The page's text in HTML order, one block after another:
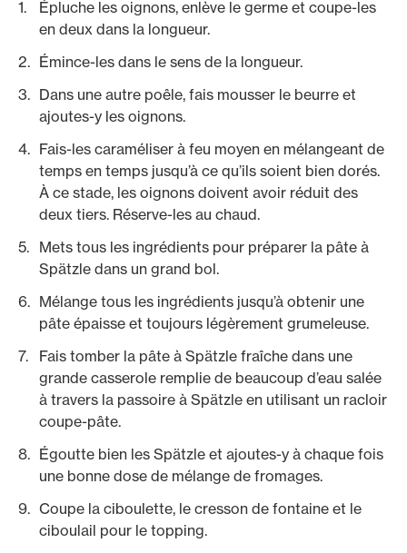
Épluche les oignons, enlève le germe et coupe-les
en deux dans la longueur.
Émince-les dans le sens de la longueur.
Dans une autre poêle, fais mousser le beurre et
ajoutes-y les oignons.
Fais-les caraméliser à feu moyen en mélangeant de
temps en temps jusqu’à ce qu’ils soient bien dorés.
À ce stade, les oignons doivent avoir réduit des
deux tiers. Réserve-les au chaud.
Mets tous les ingrédients pour préparer la pâte à
Spätzle dans un grand bol.
Mélange tous les ingrédients jusqu’à obtenir une
pâte épaisse et toujours légèrement grumeleuse.
Fais tomber la pâte à Spätzle fraîche dans une
grande casserole remplie de beaucoup d’eau salée
à travers la passoire à Spätzle en utilisant un racloir
coupe-pâte.
Égoutte bien les Spätzle et ajoutes-y à chaque fois
une bonne dose de mélange de fromages.
Coupe la ciboulette, le cresson de fontaine et le
ciboulail pour le topping.